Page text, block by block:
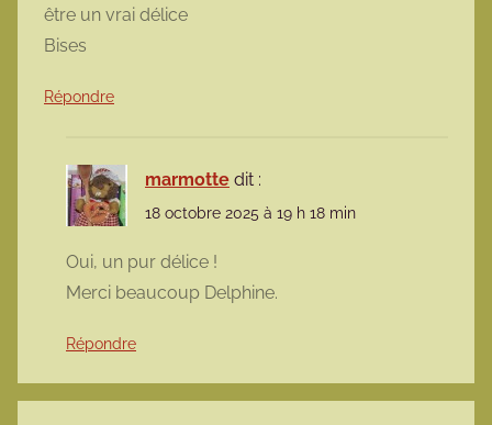
être un vrai délice
Bises
Répondre
marmotte dit :
18 octobre 2025 à 19 h 18 min
Oui, un pur délice !
Merci beaucoup Delphine.
Répondre